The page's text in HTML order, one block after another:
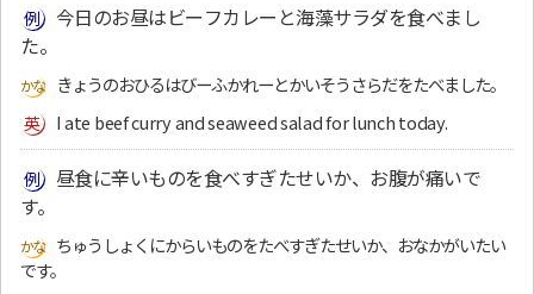
今日のお昼はビーフカレーと海藻サラダを食べまし
た。
きょうのおひるはびーふかれーとかいそうさらだをたべました。
I ate beef curry and seaweed salad for lunch today.
昼食に辛いものを食べすぎたせいか、お腹が痛いで
す。
ちゅうしょくにからいものをたべすぎたせいか、おなかがいたい
です。